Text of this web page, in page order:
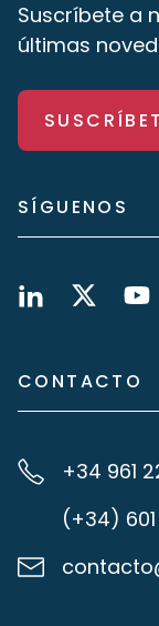
Suscríbete a
últimas
SÍGUENOS
CONTACTO
+34 961
(+34)